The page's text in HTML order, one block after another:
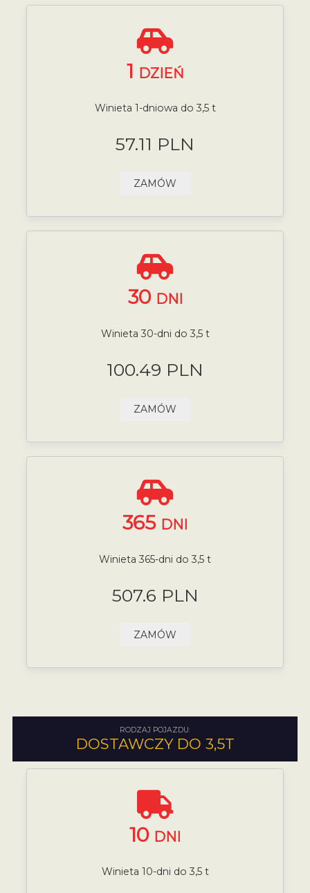
1 DZIEŃ
Winieta 1-dniowa do 3,5 t
57.11 PLN
ZAMÓW
30 DNI
Winieta 30-dni do 3,5 t
100.49 PLN
ZAMÓW
365 DNI
Winieta 365-dni do 3,5 t
507.6 PLN
ZAMÓW
RODZAJ POJAZDU:
DOSTAWCZY DO 3,5T
10 DNI
Winieta 10-dni do 3,5 t